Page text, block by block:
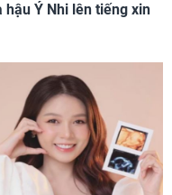
hậu Ý Nhi lên tiếng xin